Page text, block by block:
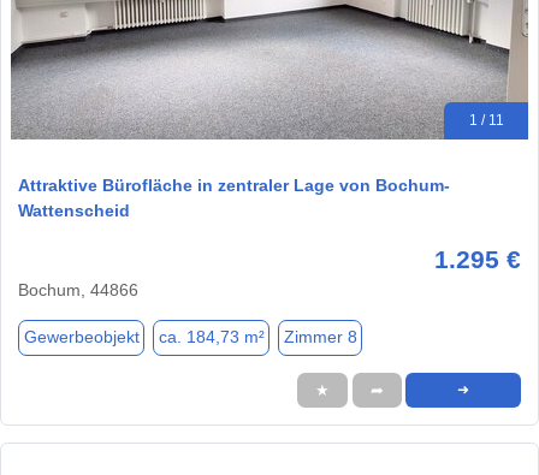
1 / 11
Attraktive Bürofläche in zentraler Lage von Bochum-
Wattenscheid
1.295 €
Bochum, 44866
Gewerbeobjekt ca. 184,73 m² Zimmer 8
★ ➦ ➜